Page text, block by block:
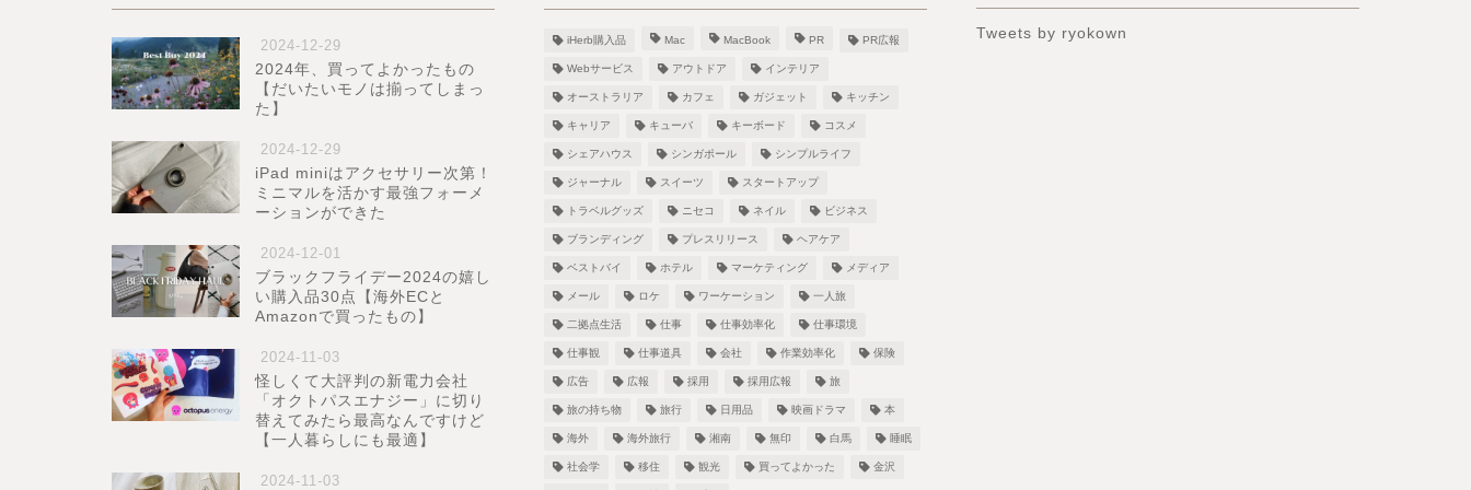
2024-12-29
2024年、買ってよかったもの
【だいたいモノは揃ってしまっ
た】
2024-12-29
iPad miniはアクセサリー次第！
ミニマルを活かす最強フォーメ
ーションができた
2024-12-01
ブラックフライデー2024の嬉し
い購入品30点【海外ECと
Amazonで買ったもの】
2024-11-03
怪しくて大評判の新電力会社
「オクトパスエナジー」に切り
替えてみたら最高なんですけど
【一人暮らしにも最適】
2024-11-03
iHerb購入品 Mac MacBook PR PR広報
Webサービス アウトドア インテリア
オーストラリア カフェ ガジェット キッチン
キャリア キューバ キーボード コスメ
シェアハウス シンガポール シンプルライフ
ジャーナル スイーツ スタートアップ
トラベルグッズ ニセコ ネイル ビジネス
ブランディング プレスリリース ヘアケア
ベストバイ ホテル マーケティング メディア
メール ロケ ワーケーション 一人旅
二拠点生活 仕事 仕事効率化 仕事環境
仕事観 仕事道具 会社 作業効率化 保険
広告 広報 採用 採用広報 旅
旅の持ち物 旅行 日用品 映画ドラマ 本
海外 海外旅行 湘南 無印 白馬 睡眠
社会学 移住 観光 買ってよかった 金沢
Tweets by ryokown